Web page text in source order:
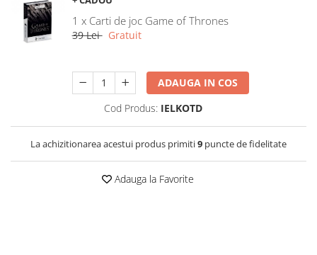
1 x Carti de joc Game of Thrones
39 LeiGratuit
ADAUGA IN COS
Cod Produs: IELKOTD
La achizitionarea acestui produs primiti9 puncte de fidelitate
Adauga la Favorite